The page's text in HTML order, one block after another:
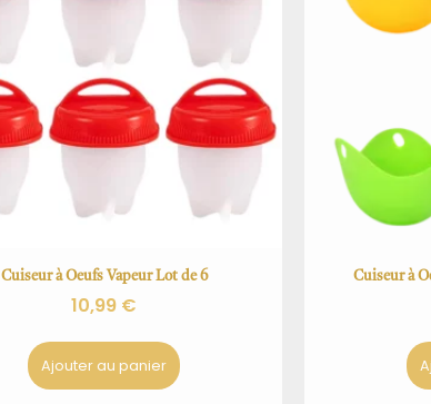
Cuiseur à Oeufs Vapeur Lot de 6
10,99 €
Ajouter au panier
Cuiseur à